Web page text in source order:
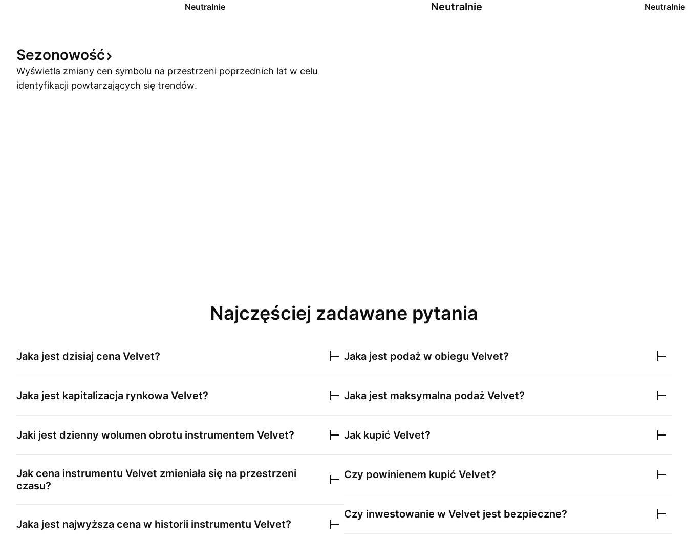
Neutralnie Neutralnie Neutralnie
Sezonowość
Wyświetla zmiany cen symbolu na przestrzeni poprzednich lat w celu
identyfikacji powtarzających się trendów.
Najczęściej zadawane pytania
Jaka jest dzisiaj cena Velvet?
Jaka jest kapitalizacja rynkowa Velvet?
Jaki jest dzienny wolumen obrotu instrumentem Velvet?
Jak cena instrumentu Velvet zmieniała się na przestrzeni
czasu?
Jaka jest najwyższa cena w historii instrumentu Velvet?
Jaka jest podaż w obiegu Velvet?
Jaka jest maksymalna podaż Velvet?
Jak kupić Velvet?
Czy powinienem kupić Velvet?
Czy inwestowanie w Velvet jest bezpieczne?